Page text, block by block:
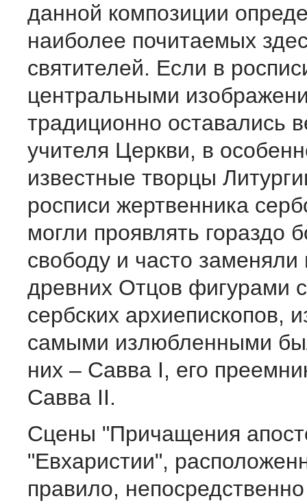
данной композиции
наиболее почитаемых
святителей. Если в
центральными
традиционно оставались
учителя Церкви, в
известные творцы
росписи жертвенника
могли проявлять гораздо
свободу и часто
древних Отцов фигурами
сербских архиепископов,
самыми излюбленными
них – Савва I, его
Савва II.
Сцены "Причащения
"Евхаристии",
правило,